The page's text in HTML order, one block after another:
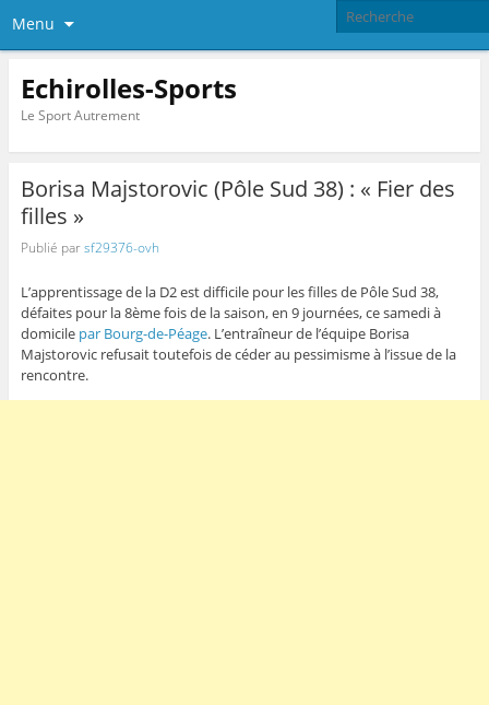
Menu
Echirolles-Sports
Le Sport Autrement
Borisa Majstorovic (Pôle Sud 38) : « Fier des
filles »
Publié parsf29376-ovh
L’apprentissage de la D2 est difficile pour les filles de Pôle Sud 38,
défaites pour la 8ème fois de la saison, en 9 journées, ce samedi à
domicile par Bourg-de-Péage. L’entraîneur de l’équipe Borisa
Majstorovic refusait toutefois de céder au pessimisme à l’issue de la
rencontre.